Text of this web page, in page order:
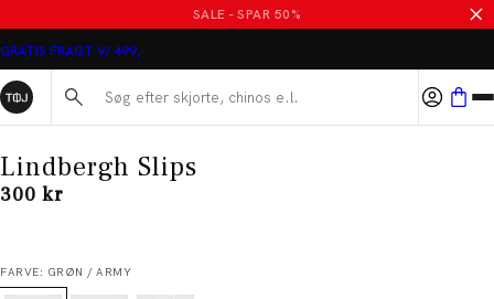
SALE - SPAR 50%
GRATIS FRAGT V/ 499,-
Søg her...
Lindbergh Slips
I alt (inkl. rabat)
300 kr
FARVE: GRØN / ARMY